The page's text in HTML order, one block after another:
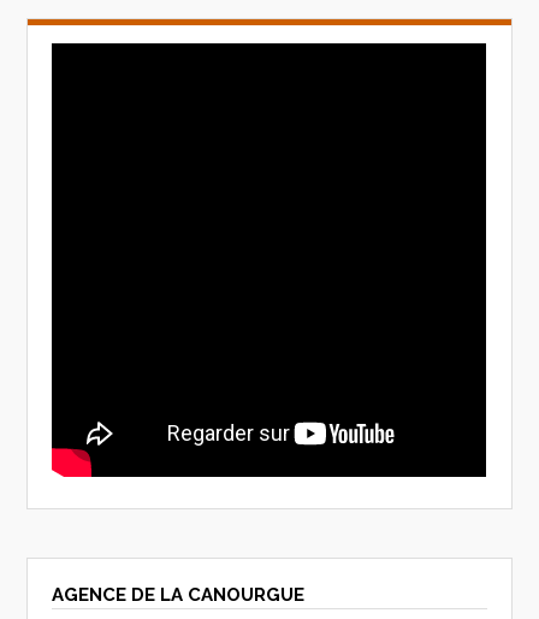
AGENCE DE LA CANOURGUE